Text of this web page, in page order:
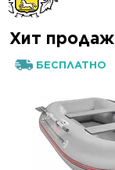
Хит продаж
БЕСПЛАТНО